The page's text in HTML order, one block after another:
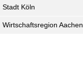
Stadt Köln
Wirtschaftsregion Aachen